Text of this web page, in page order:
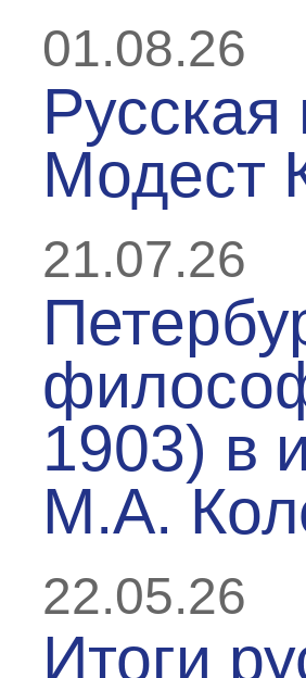
01.08.26
Русская
Модест
21.07.26
1903) в
М.А.
22.05.26
Итоги